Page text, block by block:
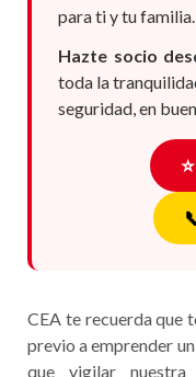
para ti y tu familia.
Hazte socio
toda la
seguridad, en
⭐
CEA te recuerda que
previo a emprender
que vigilar nuestra